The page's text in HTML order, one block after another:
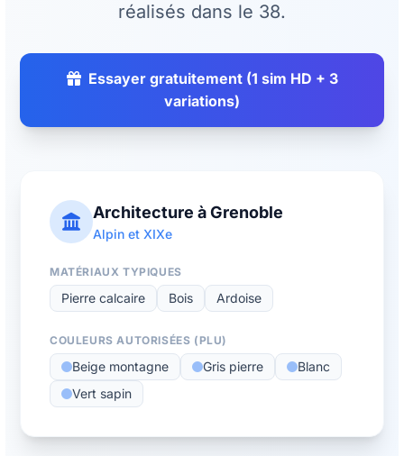
réalisés dans le 38.
Essayer gratuitement (1 sim HD + 3
variations)
Architecture à Grenoble
Alpin et XIXe
MATÉRIAUX TYPIQUES
Pierre calcaire Bois Ardoise
COULEURS AUTORISÉES (PLU)
Beige montagne Gris pierre
Blanc
Vert sapin